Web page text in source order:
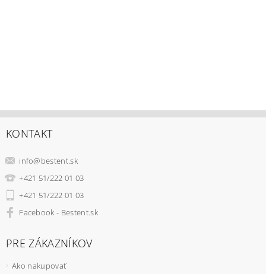
KONTAKT
info@bestent.sk
+421 51/222 01 03
+421 51/222 01 03
Facebook - Bestent.sk
PRE ZÁKAZNÍKOV
Ako nakupovať